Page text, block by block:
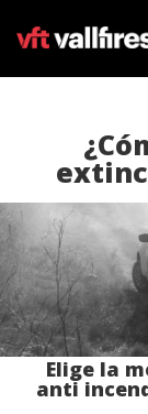
Iniciar
Usuario*
Contraseña*
¿Has olvidado
Equipos de
Mochilas
Herramientas
Motobombas y
Autobombas
Aerial
Elige la
anti